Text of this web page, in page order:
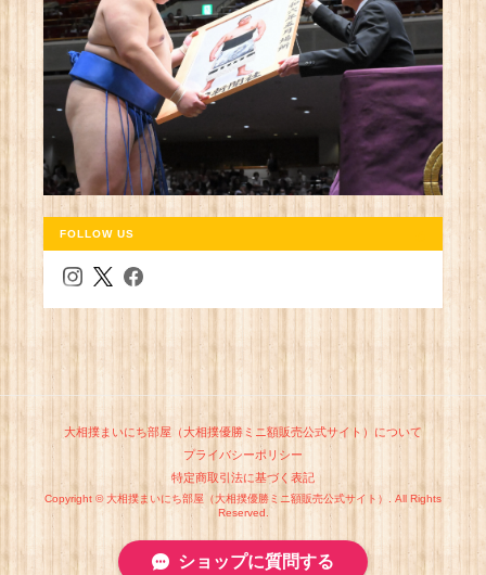
FOLLOW US
大相撲まいにち部屋（大相撲優勝ミニ額販売公式サイト）について
プライバシーポリシー
特定商取引法に基づく表記
Copyright © 大相撲まいにち部屋（大相撲優勝ミニ額販売公式サイト）. All Rights
Reserved.
ショップに質問する